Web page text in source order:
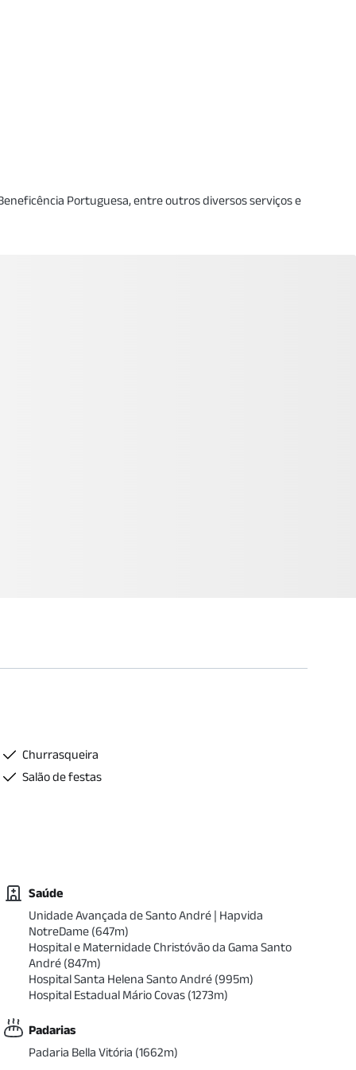
Portuguesa, entre outros diversos serviços e
Churrasqueira
Salão de festas
Saúde
Unidade Avançada de Santo André | Hapvida
NotreDame(647m)
Hospital e Maternidade Christóvão da Gama Santo
André(847m)
Hospital Santa Helena Santo André(995m)
Hospital Estadual Mário Covas(1273m)
Padarias
Padaria Bella Vitória (1662m)